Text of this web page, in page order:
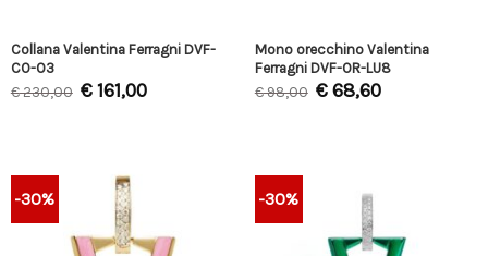
Collana Valentina Ferragni DVF-
CO-03
€230,00 €161,00
Mono orecchino Valentina
Ferragni DVF-OR-LU8
€98,00 €68,60
-30% -30%